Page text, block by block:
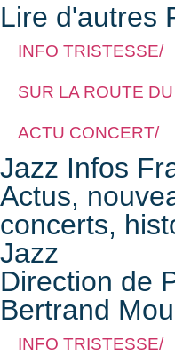
Lire d'autres
INFO TRISTESSE/
SUR LA ROUTE
ACTU CONCERT/
Jazz Infos
Actus,
concerts,
Jazz
Direction de
Bertrand
INFO TRISTESSE/